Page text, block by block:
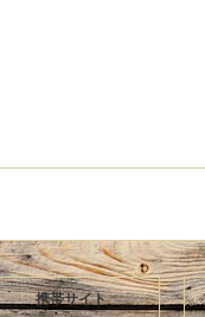
携帯サイト